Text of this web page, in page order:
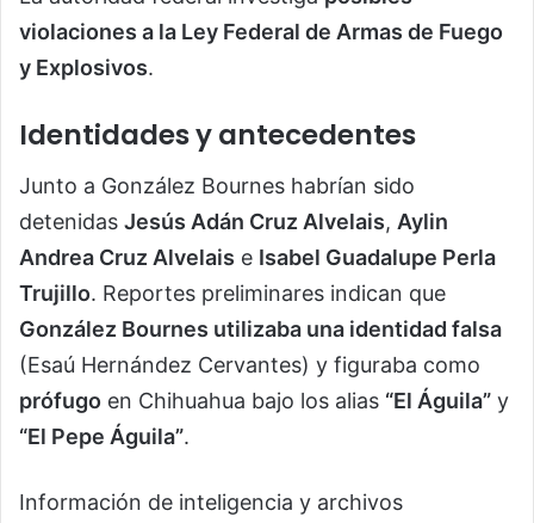
violaciones a la Ley Federal de Armas de Fuego
y Explosivos.
Identidades y antecedentes
Junto a González Bournes habrían sido
detenidas Jesús Adán Cruz Alvelais, Aylin
Andrea Cruz Alvelais e Isabel Guadalupe Perla
Trujillo. Reportes preliminares indican que
González Bournes utilizaba una identidad falsa
(Esaú Hernández Cervantes) y figuraba como
prófugo en Chihuahua bajo los alias “El Águila” y
“El Pepe Águila”.
Información de inteligencia y archivos